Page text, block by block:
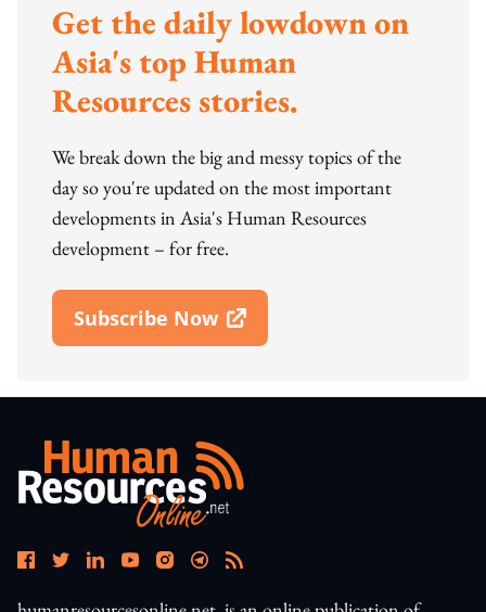
Get the daily lowdown on
Asia's top Human
Resources stories.
We break down the big and messy topics of the
day so you're updated on the most important
developments in Asia's Human Resources
development – for free.
Subscribe Now
Open In New Window